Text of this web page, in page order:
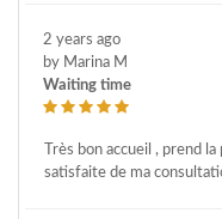
2 years ago
by Marina M
Waiting time
Très bon accueil , prend
satisfaite de ma